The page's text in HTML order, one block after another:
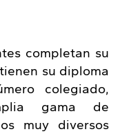
completan su
su diploma
colegiado,
gama de
muy diversos